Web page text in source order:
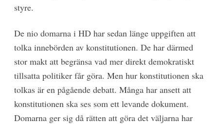
styre.
De nio domarna i HD har sedan länge uppgiften att
tolka innebörden av konstitutionen. De har därmed
stor makt att begränsa vad mer direkt demokratiskt
tillsatta politiker får göra. Men hur konstitutionen ska
tolkas är en pågående debatt. Många har ansett att
konstitutionen ska ses som ett levande dokument.
Domarna ger sig då rätten att göra det väljarna har